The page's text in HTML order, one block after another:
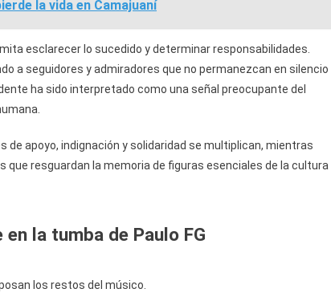
la vida en Camajuaní
esclarecer lo sucedido y determinar responsabilidades.
a seguidores y admiradores que no permanezcan en silencio
ha sido interpretado como una señal preocupante del
de apoyo, indignación y solidaridad se multiplican, mientras
resguardan la memoria de figuras esenciales de la cultura
la tumba de Paulo FG
los restos del músico.